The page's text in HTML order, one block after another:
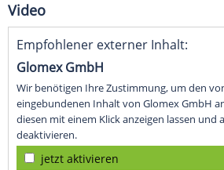
Video
Empfohlener externer Inhalt:
Glomex GmbH
Wir benötigen Ihre Zustimmung, um den
eingebundenen Inhalt von Glomex GmbH
diesen mit einem Klick anzeigen lassen und
deaktivieren.
jetzt aktivieren